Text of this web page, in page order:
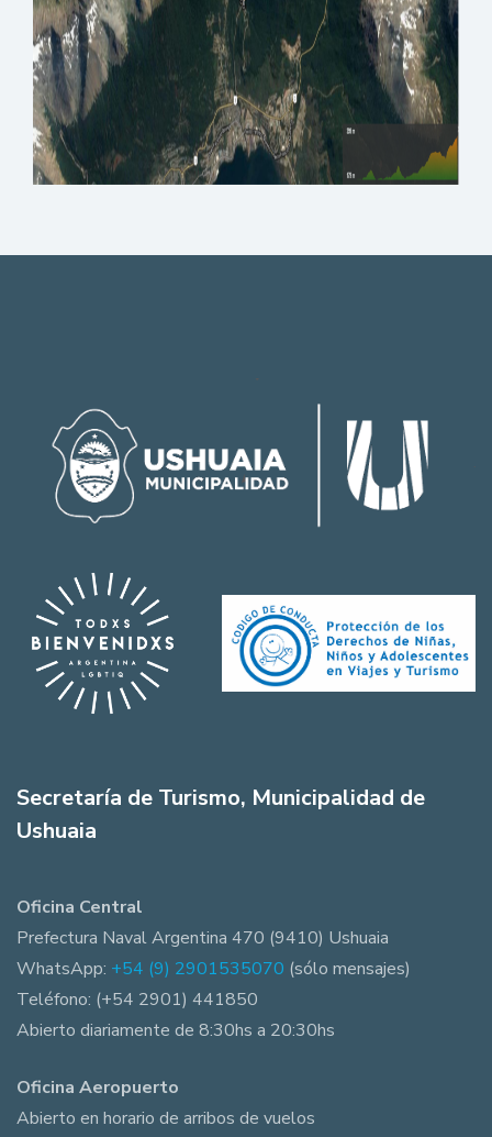
Secretaría de Turismo, Municipalidad de
Ushuaia
Oficina Central
Prefectura Naval Argentina 470 (9410) Ushuaia
WhatsApp: +54 (9) 2901535070 (sólo mensajes)
Teléfono: (+54 2901) 441850
Abierto diariamente de 8:30hs a 20:30hs
Oficina Aeropuerto
Abierto en horario de arribos de vuelos